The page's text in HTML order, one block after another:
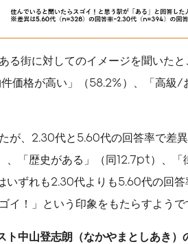
る街に対してのイメージを聞いた
価格が高い」（58.2%）、「高級/
が、2.30代と5.60代の回答率で差
「歴史がある」（同12.7pt）、「
ずれも2.30代よりも5.60代の回答
！」という印象をもたらすようで
ト中山登志朗（なかやまとしあき）